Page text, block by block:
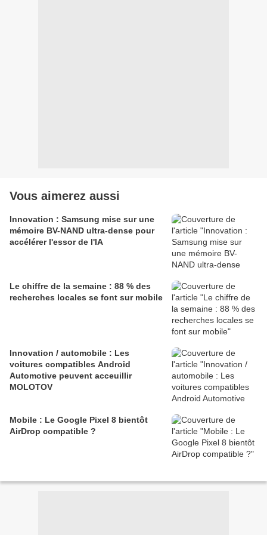
Vous aimerez aussi
Innovation : Samsung mise sur une
mémoire BV-NAND ultra-dense pour
accélérer l'essor de l'IA
Le chiffre de la semaine : 88 % des
recherches locales se font sur mobile
Innovation / automobile : Les
voitures compatibles Android
Automotive peuvent acceuillir
MOLOTOV
Mobile : Le Google Pixel 8 bientôt
AirDrop compatible ?